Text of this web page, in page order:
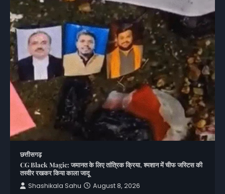
छत्तीसगढ़
CG Black Magic: जमानत के लिए तांत्रिक क्रिया, श्मशान में चीफ जस्टिस की
तस्वीर रखकर किया काला जादू
Shashikala Sahu
August 8, 2026